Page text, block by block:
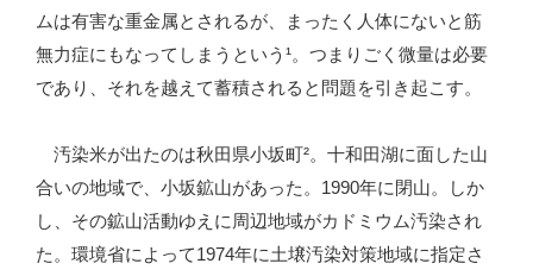
ムは有害な重金属とされるが、まったく人体にないと筋
無力症にもなってしまうという¹。つまりごく微量は必要
であり、それを越えて蓄積されると問題を引き起こす。
汚染米が出たのは秋田県小坂町²。十和田湖に面した山
合いの地域で、小坂鉱山があった。1990年に閉山。しか
し、その鉱山活動ゆえに周辺地域がカドミウム汚染され
た。環境省によって1974年に土壌汚染対策地域に指定さ